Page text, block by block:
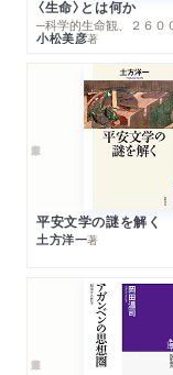
〈生命〉とは何か
小松美彦著
平安文学の謎を解く
土方洋一著